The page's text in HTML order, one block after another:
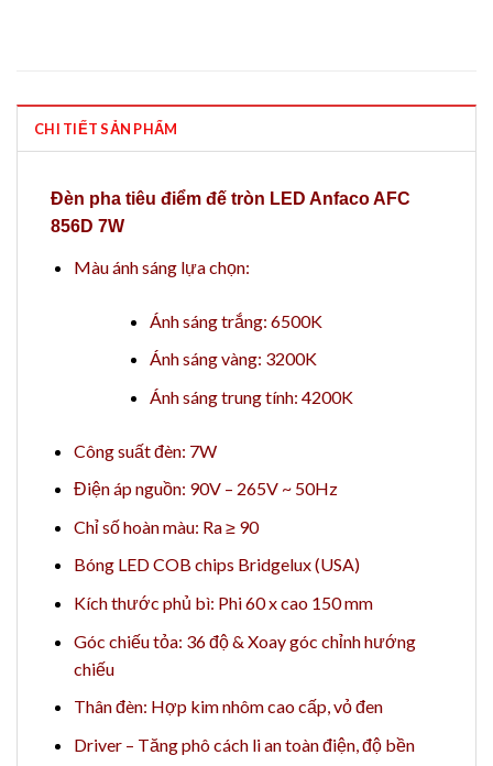
CHI TIẾT SẢN PHẨM
Đèn pha tiêu điểm đế tròn LED Anfaco AFC
856D 7W
Màu ánh sáng lựa chọn:
Ánh sáng trắng: 6500K
Ánh sáng vàng: 3200K
Ánh sáng trung tính: 4200K
Công suất đèn: 7W
Điện áp nguồn: 90V – 265V ~ 50Hz
Chỉ số hoàn màu: Ra ≥ 90
Bóng LED COB chips Bridgelux (USA)
Kích thước phủ bì: Phi 60 x cao 150 mm
Góc chiếu tỏa: 36 độ & Xoay góc chỉnh hướng
chiếu
Thân đèn: Hợp kim nhôm cao cấp, vỏ đen
Driver – Tăng phô cách li an toàn điện, độ bền